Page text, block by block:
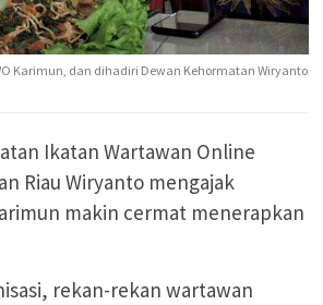
Karimun, dan dihadiri Dewan Kehormatan Wiryanto
Ikatan Wartawan Online
Riau Wiryanto mengajak
makin cermat menerapkan
rekan-rekan wartawan